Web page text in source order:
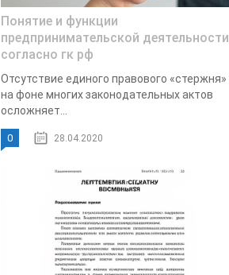
Понятие и функции
предпринимательской деятельности
согласно гк рф
Отсутствие единого правового «стержня»
на фоне многих законодательных актов
осложняет...
0 28.04.2020